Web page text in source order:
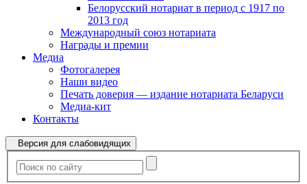
Белорусский нотариат в период с 1917 по
2013 год
Международный союз нотариата
Награды и премии
Медиа
Фотогалерея
Наши видео
Печать доверия — издание нотариата Беларуси
Медиа-кит
Контакты
Версия для слабовидящих